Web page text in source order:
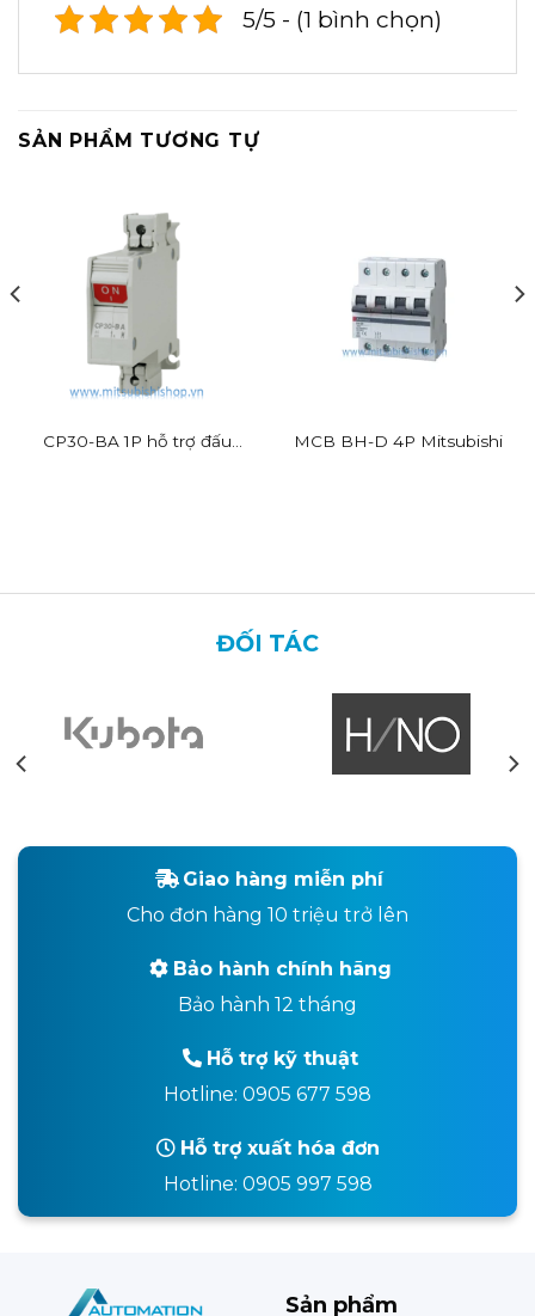
5/5 - (1 bình chọn)
SẢN PHẨM TƯƠNG TỰ
CP30-BA 1P hỗ trợ đấu
MCB BH-D 4P Mitsubishi
ĐỐI TÁC
Giao hàng miễn phí
Cho đơn hàng 10 triệu trở lên
Bảo hành chính hãng
Bảo hành 12 tháng
Hỗ trợ kỹ thuật
Hotline: 0905 677 598
Hỗ trợ xuất hóa đơn
Hotline: 0905 997 598
Sản phẩm